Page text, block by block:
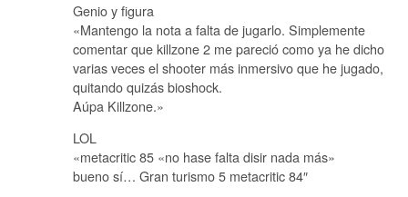
Genio y figura
«Mantengo la nota a falta de jugarlo. Simplemente
comentar que killzone 2 me pareció como ya he dicho
varias veces el shooter más inmersivo que he jugado,
quitando quizás bioshock.
Aúpa Killzone.»
LOL
«metacritic 85 «no hase falta disir nada más»
bueno sí… Gran turismo 5 metacritic 84″